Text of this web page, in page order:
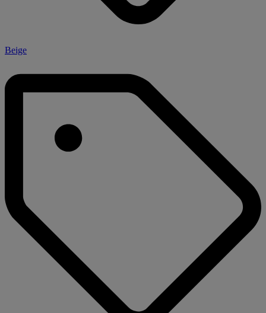
Beige